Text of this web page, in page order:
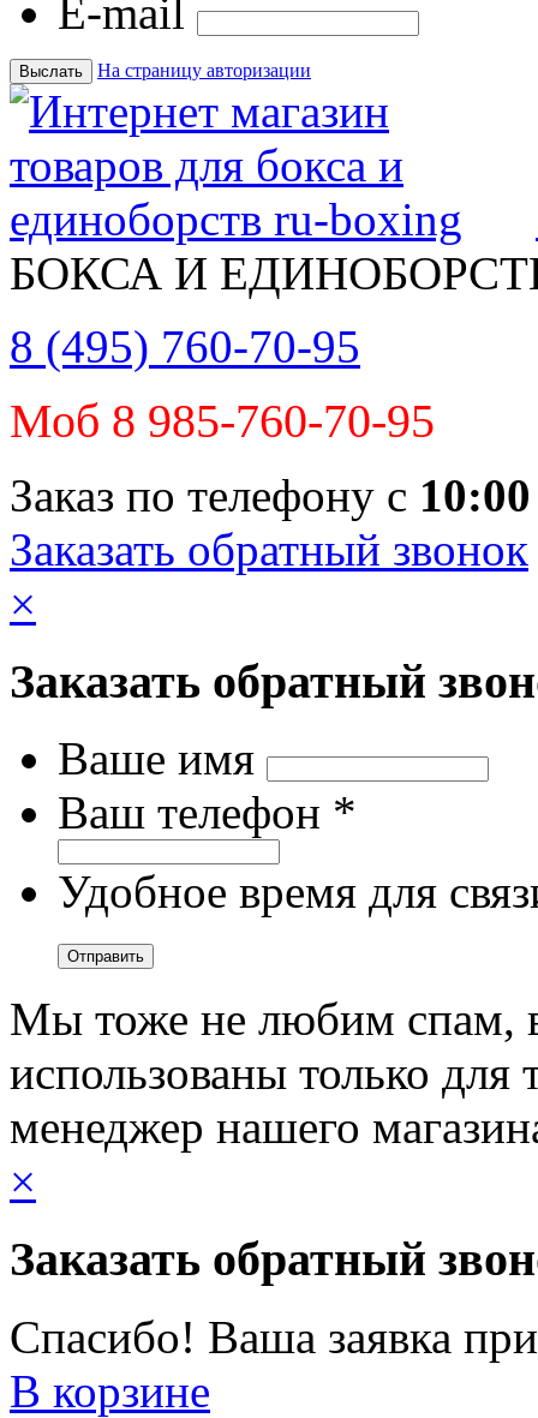
E-mail
На страницу авторизации
БОКСА И
8 (495) 760-70-95
Моб 8 985-760-70-95
Заказ по телефону с 10:00
Заказать обратный звонок
×
Заказать обратный
Ваше имя
Ваш телефон *
Удобное время для
Мы тоже не любим спам,
использованы только для
менеджер нашего
×
Заказать обратный
Спасибо! Ваша заявка
В корзине